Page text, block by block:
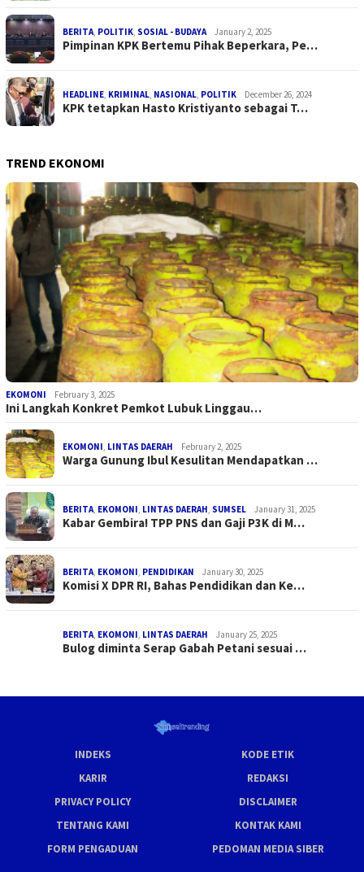
BERITA POLITIK SOSIAL - BUDAYA January 2, 2025
Pimpinan KPK Bertemu Pihak Beperkara, Pe…
HEADLINE KRIMINAL NASIONAL POLITIK December 26, 2024
KPK tetapkan Hasto Kristiyanto sebagai T…
TREND EKONOMI
EKOMONI February 3, 2025
Ini Langkah Konkret Pemkot Lubuk Linggau…
EKOMONI LINTAS DAERAH February 2, 2025
Warga Gunung Ibul Kesulitan Mendapatkan …
BERITA EKOMONI LINTAS DAERAH SUMSEL January 31, 2025
Kabar Gembira! TPP PNS dan Gaji P3K di M…
BERITA EKOMONI PENDIDIKAN January 30, 2025
Komisi X DPR RI, Bahas Pendidikan dan Ke…
BERITA EKOMONI LINTAS DAERAH January 25, 2025
Bulog diminta Serap Gabah Petani sesuai …
INDEKS
KODE ETIK
KARIR
REDAKSI
PRIVACY POLICY
DISCLAIMER
TENTANG KAMI
KONTAK KAMI
FORM PENGADUAN
PEDOMAN MEDIA SIBER